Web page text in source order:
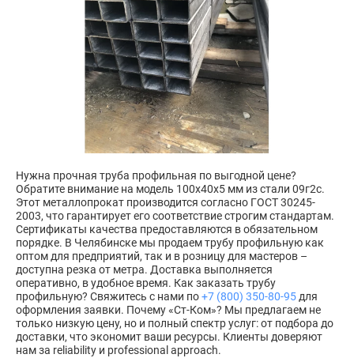
Нужна прочная труба профильная по выгодной цене?
Обратите внимание на модель 100х40х5 мм из стали 09г2с.
Этот металлопрокат производится согласно ГОСТ 30245-
2003, что гарантирует его соответствие строгим стандартам.
Сертификаты качества предоставляются в обязательном
порядке. В Челябинске мы продаем трубу профильную как
оптом для предприятий, так и в розницу для мастеров –
доступна резка от метра. Доставка выполняется
оперативно, в удобное время. Как заказать трубу
профильную? Свяжитесь с нами по+7 (800) 350-80-95для
оформления заявки. Почему «Ст-Ком»? Мы предлагаем не
только низкую цену, но и полный спектр услуг: от подбора до
доставки, что экономит ваши ресурсы. Клиенты доверяют
нам за reliability и professional approach.